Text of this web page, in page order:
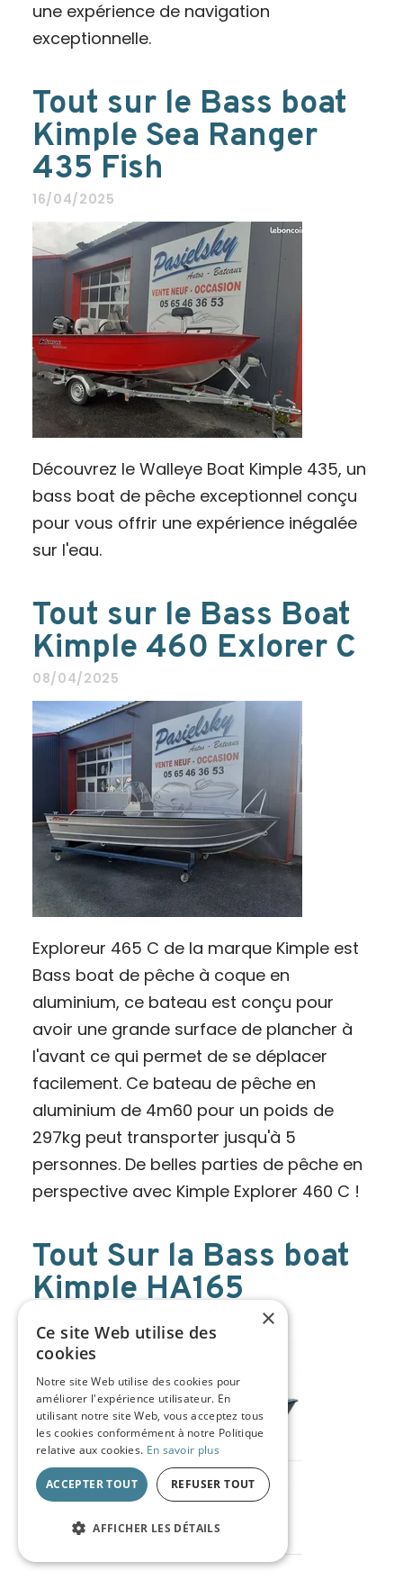
une expérience de navigation
exceptionnelle.
Tout sur le Bass boat
Kimple Sea Ranger
435 Fish
16/04/2025
Découvrez le Walleye Boat Kimple 435, un
bass boat de pêche exceptionnel conçu
pour vous offrir une expérience inégalée
sur l'eau.
Tout sur le Bass Boat
Kimple 460 Exlorer C
08/04/2025
Exploreur 465 C de la marque Kimple est
Bass boat de pêche à coque en
aluminium, ce bateau est conçu pour
avoir une grande surface de plancher à
l'avant ce qui permet de se déplacer
facilement. Ce bateau de pêche en
aluminium de 4m60 pour un poids de
297kg peut transporter jusqu'à 5
personnes. De belles parties de pêche en
perspective avec Kimple Explorer 460 C !
Tout Sur la Bass boat
Kimple HA165
×
Ce site Web utilise des
cookies
Notre site Web utilise des cookies pour
améliorer l'expérience utilisateur. En
utilisant notre site Web, vous acceptez tous
les cookies conformément à notre Politique
relative aux cookies. En savoir plus
ACCEPTER TOUT REFUSER TOUT
AFFICHER LES DÉTAILS